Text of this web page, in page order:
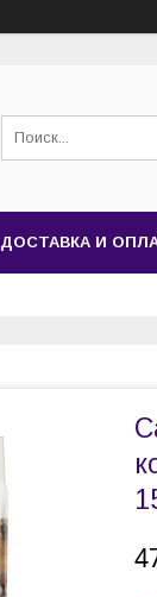
ДОСТАВКА И